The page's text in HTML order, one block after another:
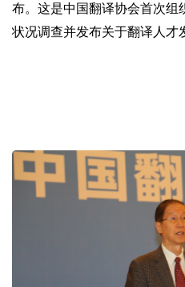
布。这是中国翻译协会首次组
状况调查并发布关于翻译人才